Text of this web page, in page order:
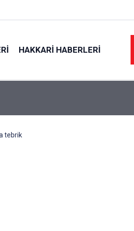
HAKKARI HABERLERI
devreye girdi
tebrik